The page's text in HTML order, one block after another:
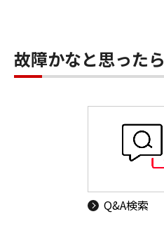
故障かなと思ったら
Q&A検索